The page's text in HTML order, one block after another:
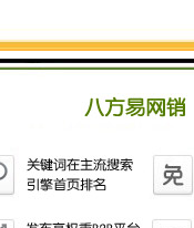
能可以包括以下